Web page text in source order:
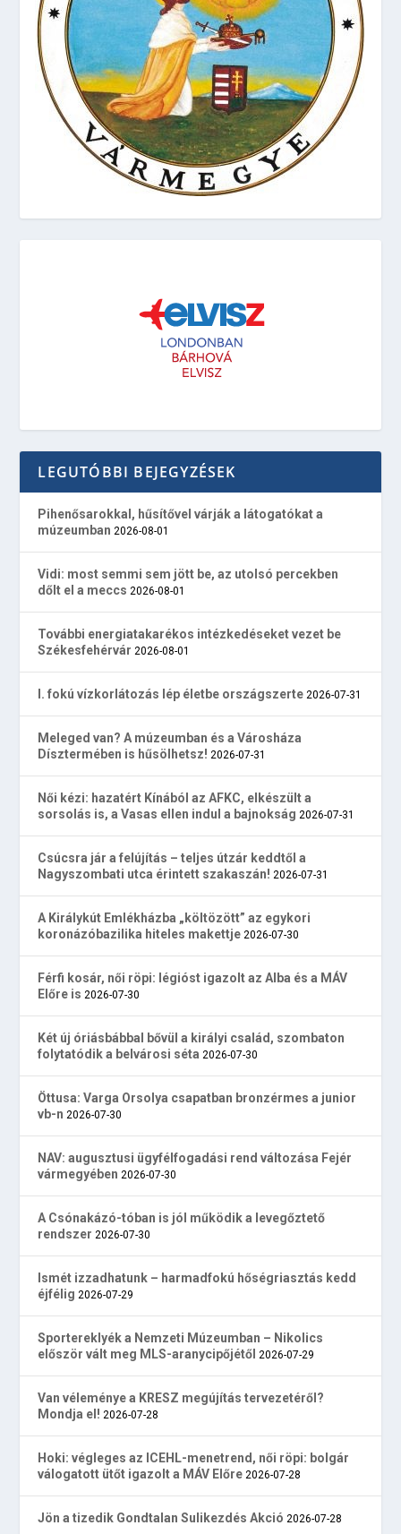
LEGUTÓBBI BEJEGYZÉSEK
Pihenősarokkal, hűsítővel várják a látogatókat a
múzeumban 2026-08-01
Vidi: most semmi sem jött be, az utolsó percekben
dőlt el a meccs 2026-08-01
További energiatakarékos intézkedéseket vezet be
Székesfehérvár 2026-08-01
I. fokú vízkorlátozás lép életbe országszerte 2026-07-31
Meleged van? A múzeumban és a Városháza
Dísztermében is hűsölhetsz! 2026-07-31
Női kézi: hazatért Kínából az AFKC, elkészült a
sorsolás is, a Vasas ellen indul a bajnokság 2026-07-31
Csúcsra jár a felújítás – teljes útzár keddtől a
Nagyszombati utca érintett szakaszán! 2026-07-31
A Királykút Emlékházba „költözött” az egykori
koronázóbazilika hiteles makettje 2026-07-30
Férfi kosár, női röpi: légióst igazolt az Alba és a MÁV
Előre is 2026-07-30
Két új óriásbábbal bővül a királyi család, szombaton
folytatódik a belvárosi séta 2026-07-30
Öttusa: Varga Orsolya csapatban bronzérmes a junior
vb-n 2026-07-30
NAV: augusztusi ügyfélfogadási rend változása Fejér
vármegyében 2026-07-30
A Csónakázó-tóban is jól működik a levegőztető
rendszer 2026-07-30
Ismét izzadhatunk – harmadfokú hőségriasztás kedd
éjfélig 2026-07-29
Sportereklyék a Nemzeti Múzeumban – Nikolics
először vált meg MLS-aranycipőjétől 2026-07-29
Van véleménye a KRESZ megújítás tervezetéről?
Mondja el! 2026-07-28
Hoki: végleges az ICEHL-menetrend, női röpi: bolgár
válogatott ütőt igazolt a MÁV Előre 2026-07-28
Jön a tizedik Gondtalan Sulikezdés Akció 2026-07-28